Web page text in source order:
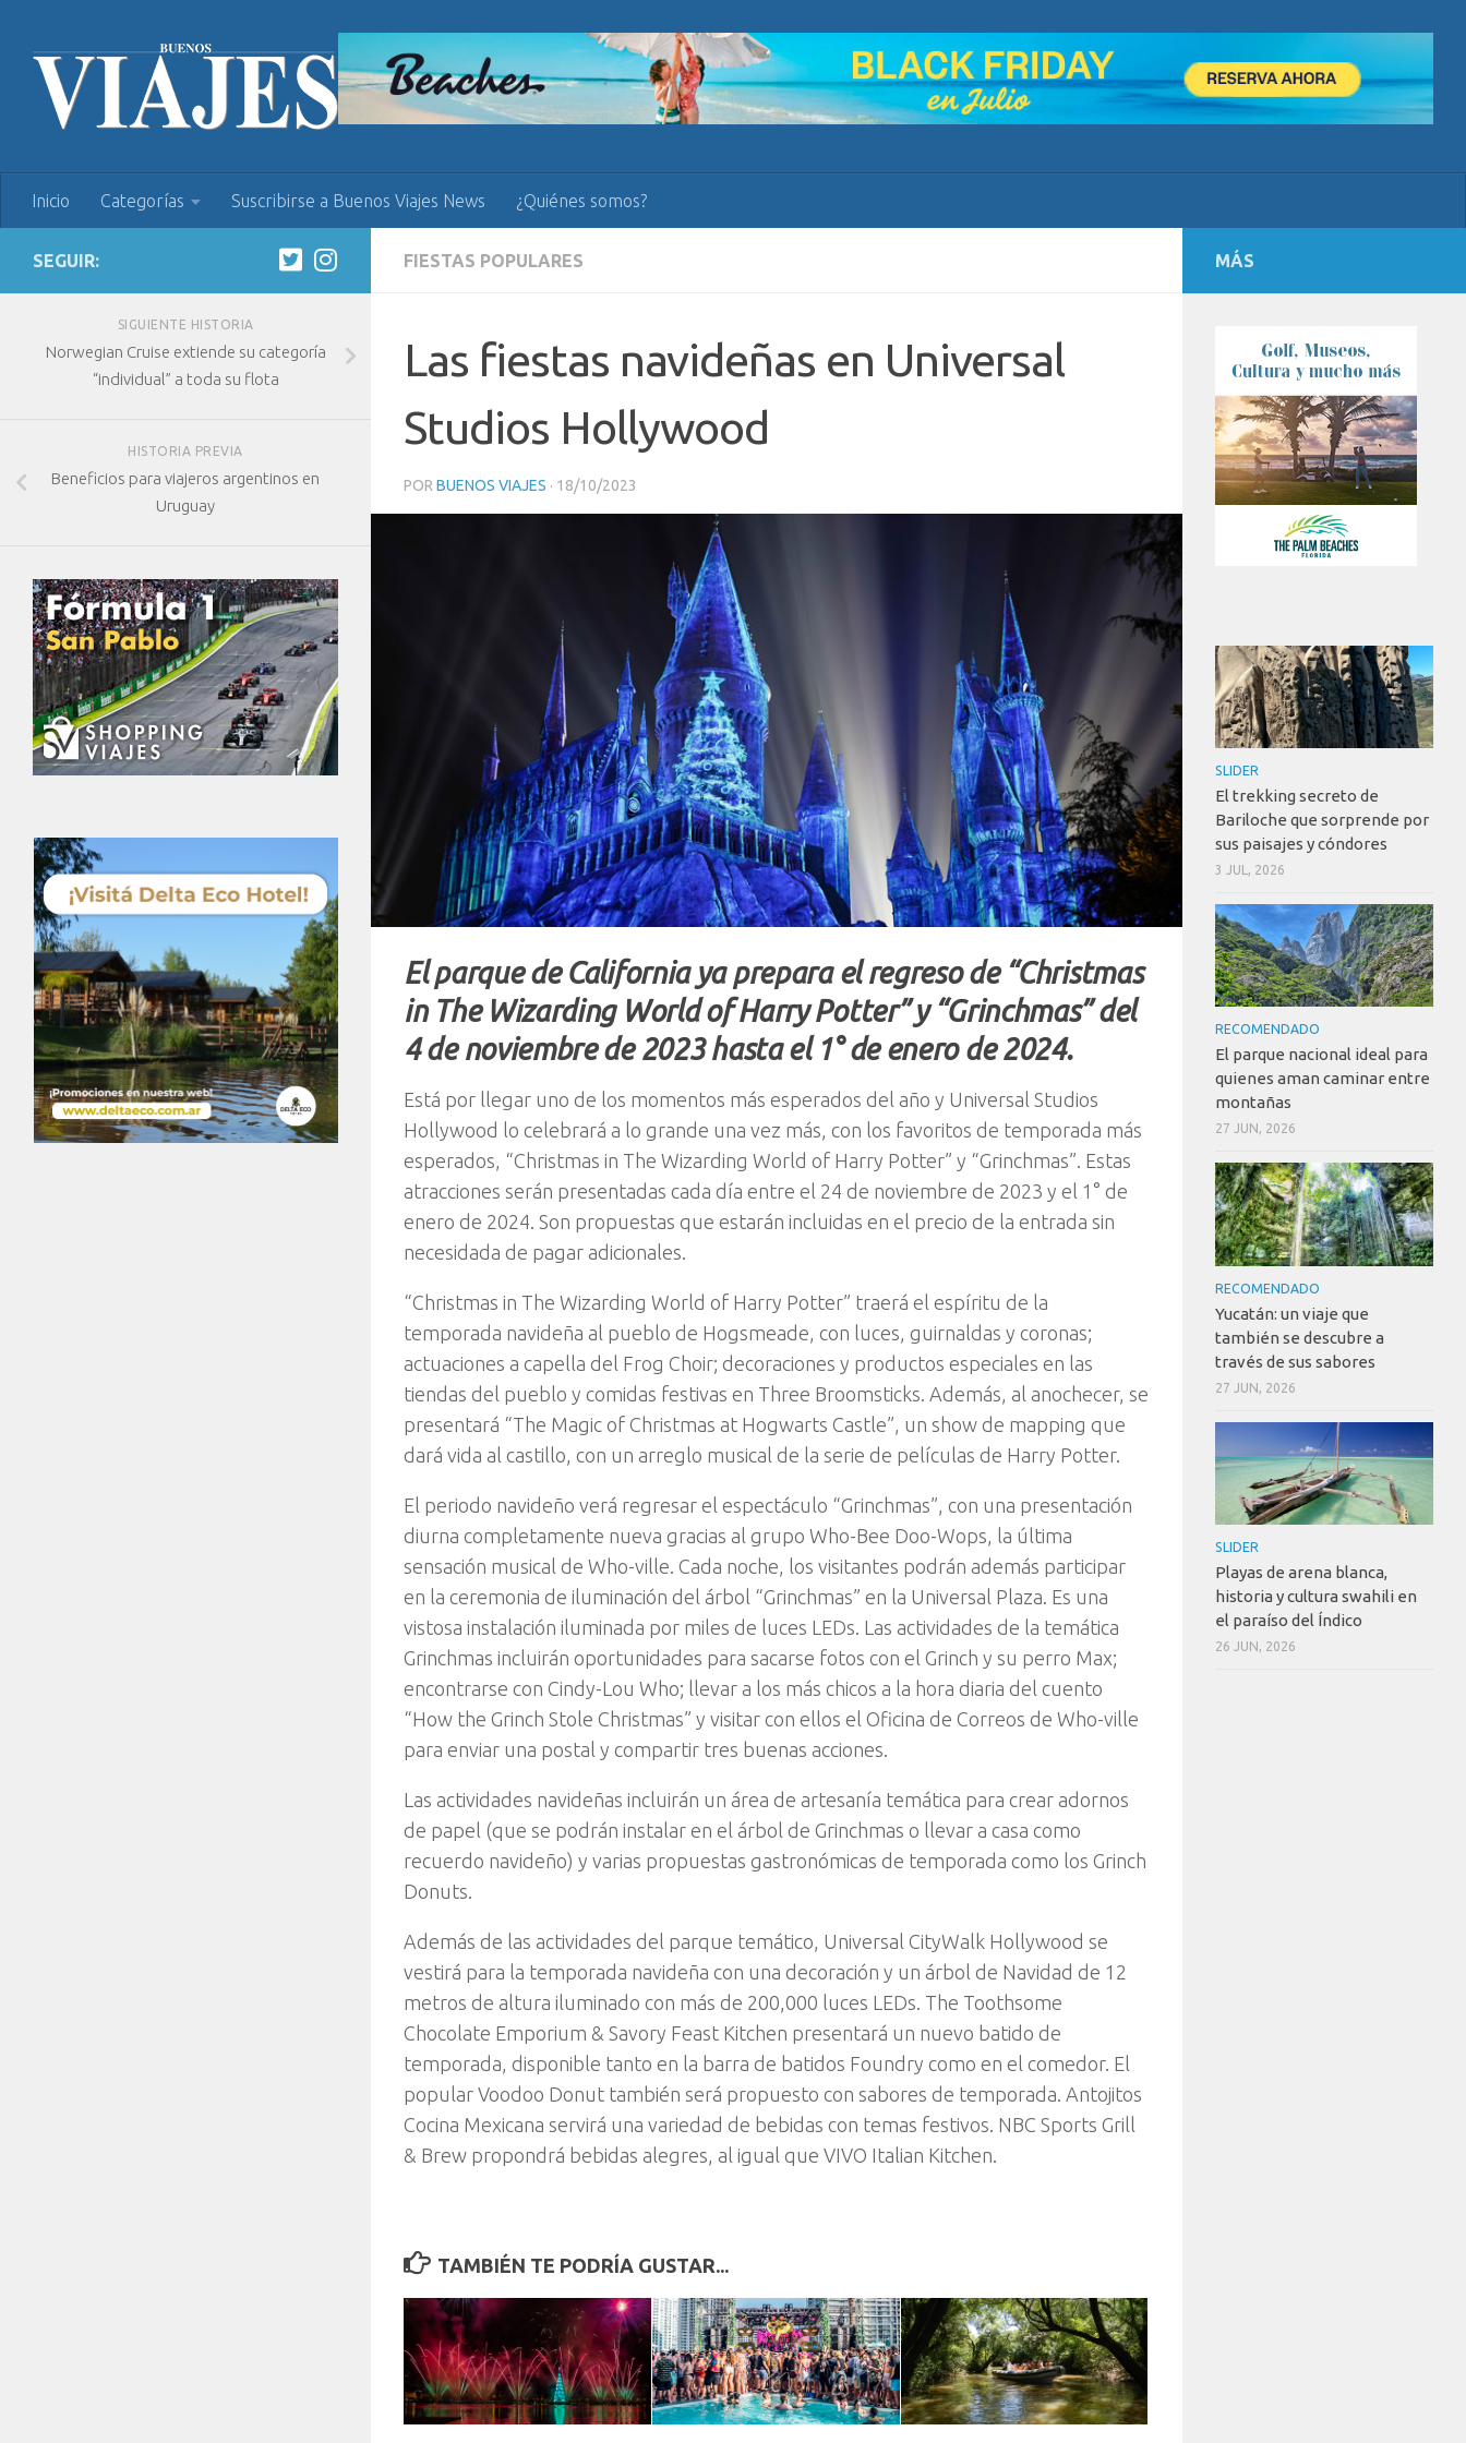
Inicio Categorías Suscribirse a Buenos Viajes News ¿Quiénes somos?
FIESTAS POPULARES
Las fiestas navideñas en Universal
Studios Hollywood
POR BUENOS VIAJES · 18/10/2023
El parque de California ya prepara el regreso de “Christmas
in The Wizarding World of Harry Potter” y “Grinchmas” del
4 de noviembre de 2023 hasta el 1° de enero de 2024.
Está por llegar uno de los momentos más esperados del año y Universal Studios
Hollywood lo celebrará a lo grande una vez más, con los favoritos de temporada más
esperados, “Christmas in The Wizarding World of Harry Potter” y “Grinchmas”. Estas
atracciones serán presentadas cada día entre el 24 de noviembre de 2023 y el 1° de
enero de 2024. Son propuestas que estarán incluidas en el precio de la entrada sin
necesidada de pagar adicionales.
“Christmas in The Wizarding World of Harry Potter” traerá el espíritu de la
temporada navideña al pueblo de Hogsmeade, con luces, guirnaldas y coronas;
actuaciones a capella del Frog Choir; decoraciones y productos especiales en las
tiendas del pueblo y comidas festivas en Three Broomsticks. Además, al anochecer, se
presentará “The Magic of Christmas at Hogwarts Castle”, un show de mapping que
dará vida al castillo, con un arreglo musical de la serie de películas de Harry Potter.
El periodo navideño verá regresar el espectáculo “Grinchmas”, con una presentación
diurna completamente nueva gracias al grupo Who-Bee Doo-Wops, la última
sensación musical de Who-ville. Cada noche, los visitantes podrán además participar
en la ceremonia de iluminación del árbol “Grinchmas” en la Universal Plaza. Es una
vistosa instalación iluminada por miles de luces LEDs. Las actividades de la temática
Grinchmas incluirán oportunidades para sacarse fotos con el Grinch y su perro Max;
encontrarse con Cindy-Lou Who; llevar a los más chicos a la hora diaria del cuento
“How the Grinch Stole Christmas” y visitar con ellos el Oficina de Correos de Who-ville
para enviar una postal y compartir tres buenas acciones.
Las actividades navideñas incluirán un área de artesanía temática para crear adornos
de papel (que se podrán instalar en el árbol de Grinchmas o llevar a casa como
recuerdo navideño) y varias propuestas gastronómicas de temporada como los Grinch
Donuts.
Además de las actividades del parque temático, Universal CityWalk Hollywood se
vestirá para la temporada navideña con una decoración y un árbol de Navidad de 12
metros de altura iluminado con más de 200,000 luces LEDs. The Toothsome
Chocolate Emporium & Savory Feast Kitchen presentará un nuevo batido de
temporada, disponible tanto en la barra de batidos Foundry como en el comedor. El
popular Voodoo Donut también será propuesto con sabores de temporada. Antojitos
Cocina Mexicana servirá una variedad de bebidas con temas festivos. NBC Sports Grill
& Brew propondrá bebidas alegres, al igual que VIVO Italian Kitchen.
TAMBIÉN TE PODRÍA GUSTAR...
SEGUIR:
SIGUIENTE HISTORIA
Norwegian Cruise extiende su categoría
“individual” a toda su flota
HISTORIA PREVIA
Beneficios para viajeros argentinos en
Uruguay
MÁS
SLIDER
El trekking secreto de
Bariloche que sorprende por
sus paisajes y cóndores
3 JUL, 2026
RECOMENDADO
El parque nacional ideal para
quienes aman caminar entre
montañas
27 JUN, 2026
RECOMENDADO
Yucatán: un viaje que
también se descubre a
través de sus sabores
27 JUN, 2026
SLIDER
Playas de arena blanca,
historia y cultura swahili en
el paraíso del Índico
26 JUN, 2026